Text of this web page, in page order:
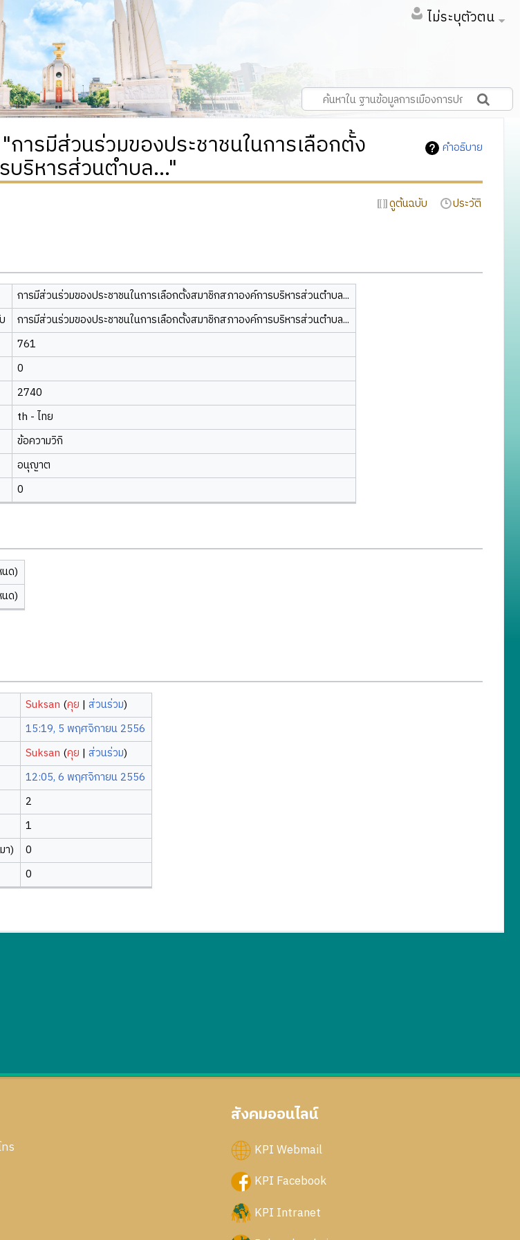
ไม่ระบุตัวตน
คำอธิบาย
ารมีส่วนร่วมของประชาชนในการเลือกตั้ง
ริหารส่วนตำบล..."
ดูต้นฉบับ ประวัติ
การมีส่วนร่วมของประชาชนในการเลือกตั้งสมาชิกสภาองค์การบริหารส่วนตำบล...
การมีส่วนร่วมของประชาชนในการเลือกตั้งสมาชิกสภาองค์การบริหารส่วนตำบล...
761
0
2740
th - ไทย
ข้อความวิกิ
อนุญาต
0
ด)
ด)
Suksan (คุย |ส่วนร่วม)
15:19, 5 พฤศจิกายน 2556
Suksan (คุย |ส่วนร่วม)
12:05, 6 พฤศจิกายน 2556
2
1
า)
0
0
ร
สังคมออนไลน์
KPI Webmail
KPI Facebook
KPI Intranet